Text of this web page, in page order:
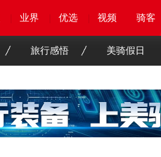
业界 优选 骑客 论坛
业界 优选 骑客 视频
业界 优选 视频 骑客
业界 优选 视频 骑客
旅行感悟 美骑假日